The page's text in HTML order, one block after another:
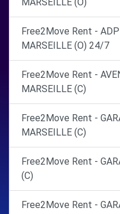
Free2Move Rent -
MARSEILLE (O) 24/7
Free2Move Rent -
MARSEILLE (C)
Free2Move Rent -
MARSEILLE (C)
Free2Move Rent -
(C)
Free2Move Rent -